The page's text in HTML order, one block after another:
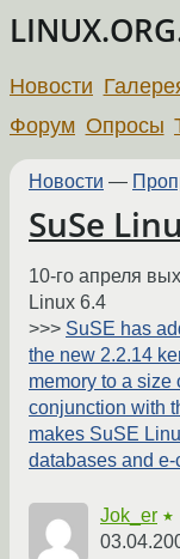
Новости
Форум Опросы
Новости —
SuSe
10-го апреля
Linux 6.4
>>> SuSE has
the new 2.2.14
memory to a size
conjunction with
makes SuSE
databases and
Jok_er ★